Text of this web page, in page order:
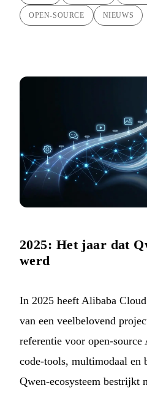
OPEN-SOURCE NIEUWS
2025: Het jaar dat
werd
In 2025 heeft Alibaba
van een veelbelovend
referentie voor open-
code-tools, multimodaal en
Qwen-ecosysteem bestrijkt